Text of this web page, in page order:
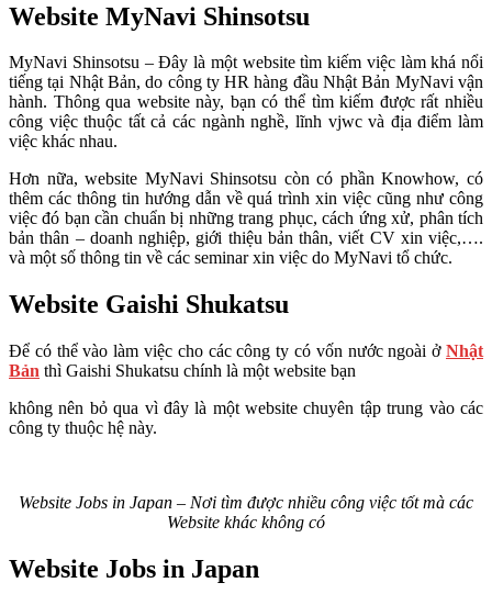
Website MyNavi Shinsotsu
MyNavi Shinsotsu – Đây là một website tìm kiếm việc làm khá nổi
tiếng tại Nhật Bản, do công ty HR hàng đầu Nhật Bản MyNavi vận
hành. Thông qua website này, bạn có thể tìm kiếm được rất nhiều
công việc thuộc tất cả các ngành nghề, lĩnh vjwc và địa điểm làm
việc khác nhau.
Hơn nữa, website MyNavi Shinsotsu còn có phần Knowhow, có
thêm các thông tin hướng dẫn về quá trình xin việc cũng như công
việc đó bạn cần chuẩn bị những trang phục, cách ứng xử, phân tích
bản thân – doanh nghiệp, giới thiệu bản thân, viết CV xin việc,….
và một số thông tin về các seminar xin việc do MyNavi tổ chức.
Website Gaishi Shukatsu
Để có thể vào làm việc cho các công ty có vốn nước ngoài ở Nhật
Bản thì Gaishi Shukatsu chính là một website bạn
không nên bỏ qua vì đây là một website chuyên tập trung vào các
công ty thuộc hệ này.
Website Jobs in Japan – Nơi tìm được nhiều công việc tốt mà các
Website khác không có
Website Jobs in Japan